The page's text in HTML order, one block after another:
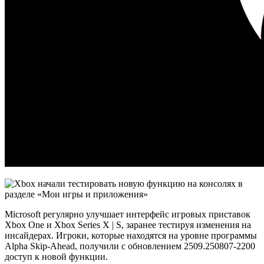
Microsoft регулярно улучшает интерфейс игровых приставок
Xbox One и Xbox Series X | S, заранее тестируя изменения на
инсайдерах. Игроки, которые находятся на уровне программы
Alpha Skip-Ahead, получили с обновлением 2509.250807-2200
доступ к новой функции.